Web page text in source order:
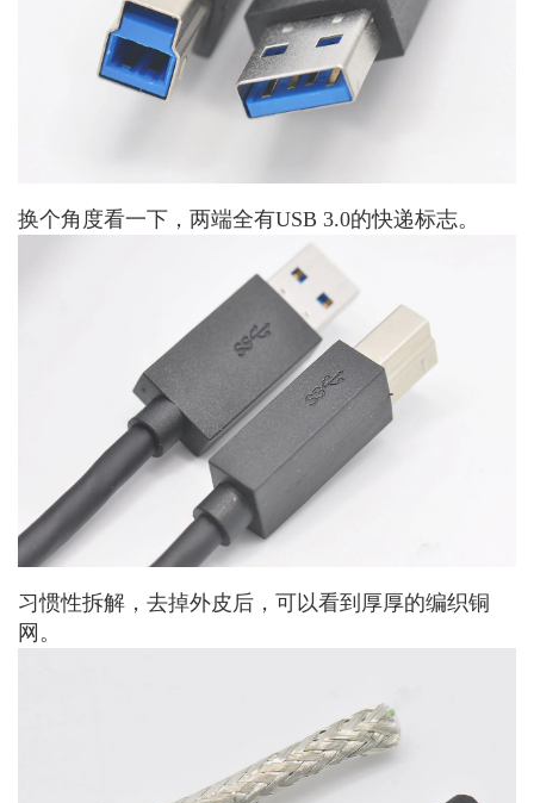
换个角度看一下，两端全有USB 3.0的快递标志。
习惯性拆解，去掉外皮后，可以看到厚厚的编织铜
网。